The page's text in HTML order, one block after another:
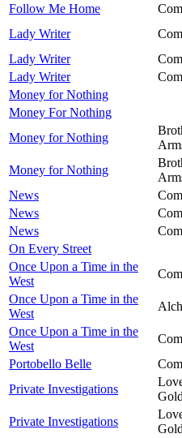
Follow Me Home
Lady Writer
Lady Writer
Lady Writer
Money for Nothing
Money For Nothing
Money for Nothing
Money for Nothing
News
News
News
On Every Street
Once Upon a Time in the
West
Once Upon a Time in the
West
Once Upon a Time in the
West
Portobello Belle
Private Investigations
Gold
Private Investigations
Gold